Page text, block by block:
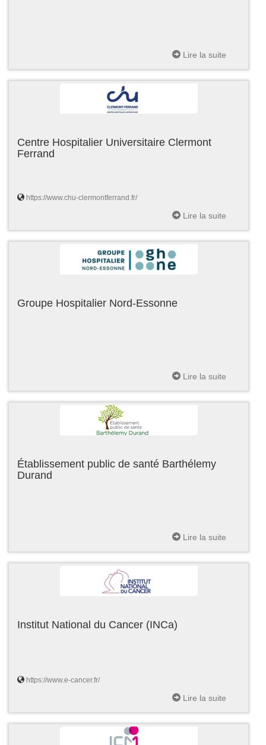
Lire la suite
Centre Hospitalier Universitaire Clermont
Ferrand
https://www.chu-clermontferrand.fr/
Lire la suite
Groupe Hospitalier Nord-Essonne
Lire la suite
Établissement public de santé Barthélemy
Durand
Lire la suite
Institut National du Cancer (INCa)
https://www.e-cancer.fr/
Lire la suite